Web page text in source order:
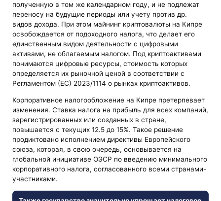
полученную в том же календарном году, и не подлежат
переносу на будущие периоды или учету против др.
видов дохода. При этом майнинг криптовалюты на Кипре
освобождается от подоходного налога, что делает его
единственным видом деятельности с цифровыми
активами, не облагаемым налогом. Под криптоактивами
понимаются цифровые ресурсы, стоимость которых
определяется их рыночной ценой в соответствии с
Регламентом (ЕС) 2023/1114 о рынках криптоактивов.
Корпоративное налогообложение на Кипре претерпевает
изменения. Ставка налога на прибыль для всех компаний,
зарегистрированных или созданных в стране,
повышается с текущих 12.5 до 15%. Такое решение
продиктовано исполнением директивы Европейского
союза, которая, в свою очередь, основывается на
глобальной инициативе ОЭСР по введению минимального
корпоративного налога, согласованного всеми странами-
участниками.